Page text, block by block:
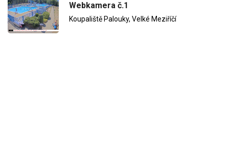
Webkamera č.1
Koupaliště Palouky, Velké Meziříčí